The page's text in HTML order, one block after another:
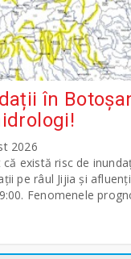
în
2026
există risc de
pe râul Jijia și
Fenomenele